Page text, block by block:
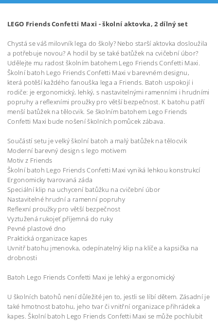
LEGO Friends Confetti Maxi - školní aktovka, 2 dílný set
Chystá se váš milovník lega do školy? Nebo starší aktovka dosloužila
a potřebuje novou? A hodil by se také batůžek na cvičební úbor?
Udělejte mu radost školním batohem Lego Friends Confetti Maxi.
Školní batoh Lego Friends Confetti Maxi v barevném designu,
která potěší každého fanouška lega a Friends. Batoh uspokojí i
rodiče: je ergonomický, lehký, s nastavitelnými ramenními i hrudními
popruhy a reflexními proužky pro větší bezpečnost. K batohu patří
menší batůžek na tělocvik. Se školním batohem Lego Friends
Confetti Maxi bude nošení školních pomůcek zábava.
Součástí setu je velký školní batoh a malý batůžek na tělocvik
Moderní barevný design s lego motivem
Motiv z Friends
Školní batoh Lego Friends Confetti Maxi vyniká lehkou konstrukcí
Ergonomicky tvarovaná záda
Speciální klip na uchycení batůžku na cvičební úbor
Nastavitelné hrudní a ramenní popruhy
Reflexní proužky pro větší bezpečnost
Vyztužená rukojeť příjemná do ruky
Pevné plastové dno
Praktická organizace kapes
Uvnitř batohu jmenovka, odepínatelný klip na klíče a kapsička na
drobnosti
Batoh Lego Friends Confetti Maxi je lehký a ergonomický
U školních batohů není důležité jen to, jestli se líbí dětem. Zásadní je
také hmotnost batohu, jeho tvar či vnitřní organizace přihrádek a
kapes. Školní batoh Lego Friends Confetti Maxi se může pochlubit